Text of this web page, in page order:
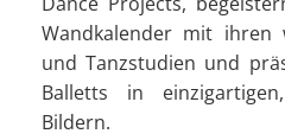
Wandkalender mit ihren
und Tanzstudien und
Balletts in
Bildern.